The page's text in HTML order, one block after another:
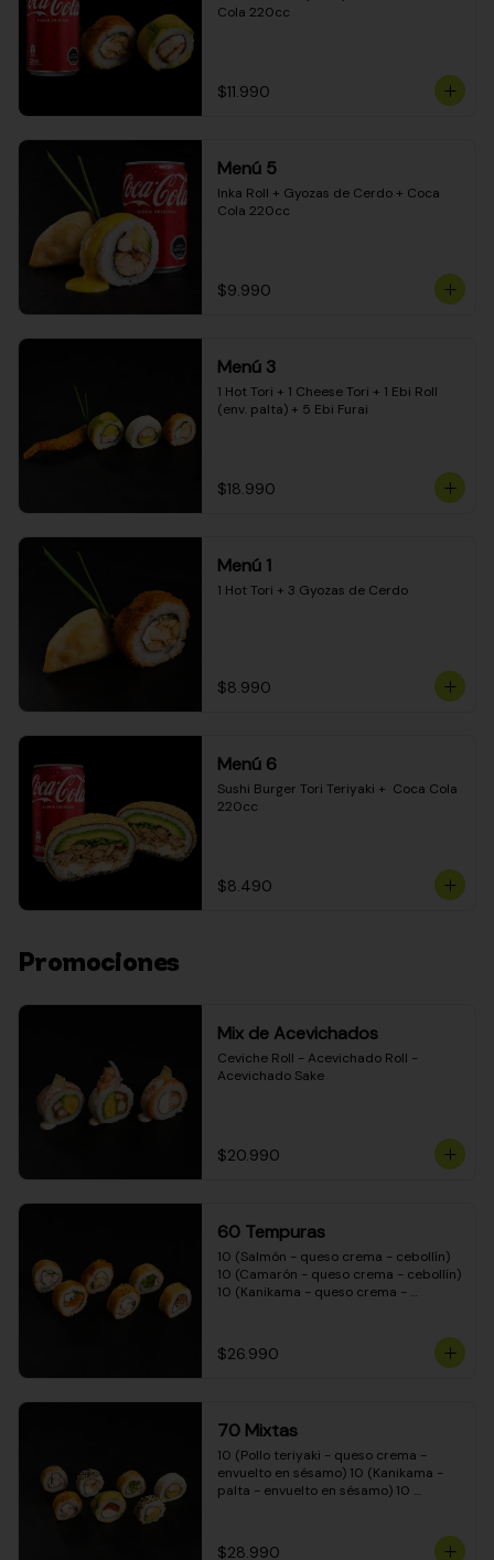
Cola 220cc
$11.990
Menú 5
Inka Roll + Gyozas de Cerdo + Coca
Cola 220cc
$9.990
Menú 3
1 Hot Tori + 1 Cheese Tori + 1 Ebi Roll
(env. palta) + 5 Ebi Furai
$18.990
Menú 1
1 Hot Tori + 3 Gyozas de Cerdo
$8.990
Menú 6
Sushi Burger Tori Teriyaki +  Coca Cola
220cc
$8.490
Promociones
Mix de Acevichados
Ceviche Roll - Acevichado Roll -
Acevichado Sake
$20.990
60 Tempuras
10 (Salmón - queso crema - cebollín)
10 (Camarón - queso crema - cebollín)
10 (Kanikama - queso crema -
crema - cebollín) 10 (Carne - queso
crema - cebollín)
$26.990
70 Mixtas
10 (Pollo teriyaki - queso crema -
envuelto en sésamo) 10 (Kanikama -
palta - envuelto en sésamo) 10
- envuelto en queso crema) 10
$28.990